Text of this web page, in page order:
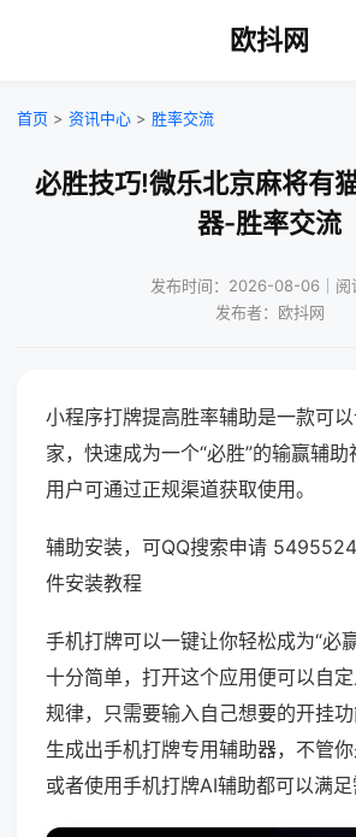
欧抖网
首页 > 资讯中心 > 胜率交流
必胜技巧!微乐北京麻将有
器-胜率交流
发布时间：2026-08-06｜阅
发布者：欧抖网
小程序打牌提高胜率辅助是一款可
家，快速成为一个“必胜”的输赢辅
用户可通过正规渠道获取使用。
辅助安装，可QQ搜索申请
件安装教程
手机打牌可以一键让你轻松成为“必
十分简单，打开这个应用便可以自
规律，只需要输入自己想要的开挂
生成出手机打牌专用辅助器，不管
或者使用手机打牌AI辅助都可以满足